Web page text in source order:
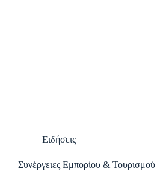
Ειδήσεις
Συνέργειες Εμπορίου & Τουρισμού